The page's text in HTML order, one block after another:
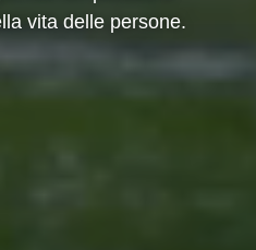
vita delle persone.